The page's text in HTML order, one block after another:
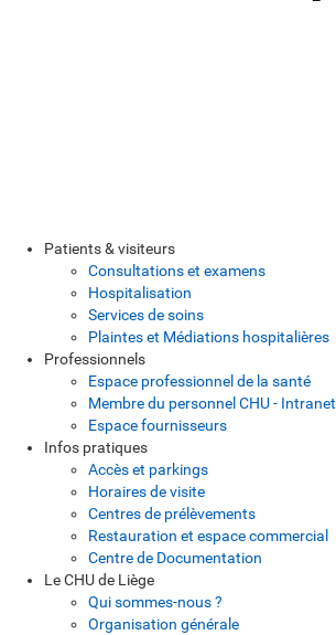
Patients & visiteurs
Consultations et examens
Hospitalisation
Services de soins
Plaintes et Médiations hospitalières
Professionnels
Espace professionnel de la santé
Membre du personnel CHU - Intranet
Espace fournisseurs
Infos pratiques
Accès et parkings
Horaires de visite
Centres de prélèvements
Restauration et espace commercial
Centre de Documentation
Le CHU de Liège
Qui sommes-nous ?
Organisation générale